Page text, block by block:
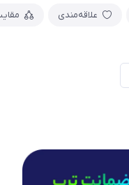
علاقه‌مندی